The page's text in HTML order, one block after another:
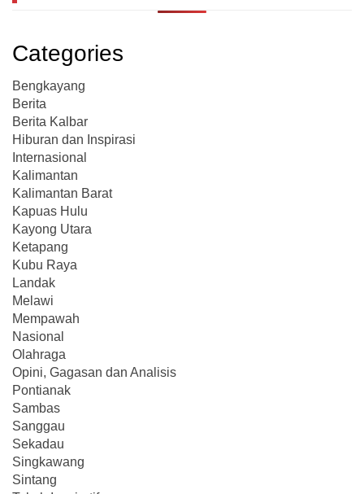
Categories
Bengkayang
Berita
Berita Kalbar
Hiburan dan Inspirasi
Internasional
Kalimantan
Kalimantan Barat
Kapuas Hulu
Kayong Utara
Ketapang
Kubu Raya
Landak
Melawi
Mempawah
Nasional
Olahraga
Opini, Gagasan dan Analisis
Pontianak
Sambas
Sanggau
Sekadau
Singkawang
Sintang